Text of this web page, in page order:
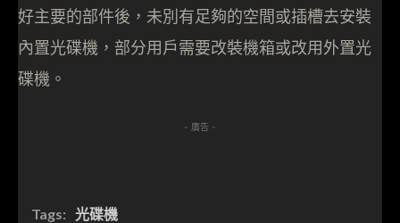
好主要的部件後，未別有足夠的空間或插槽去安裝
內置光碟機，部分用戶需要改裝機箱或改用外置光
碟機。
- 廣告 -
Tags: 光碟機